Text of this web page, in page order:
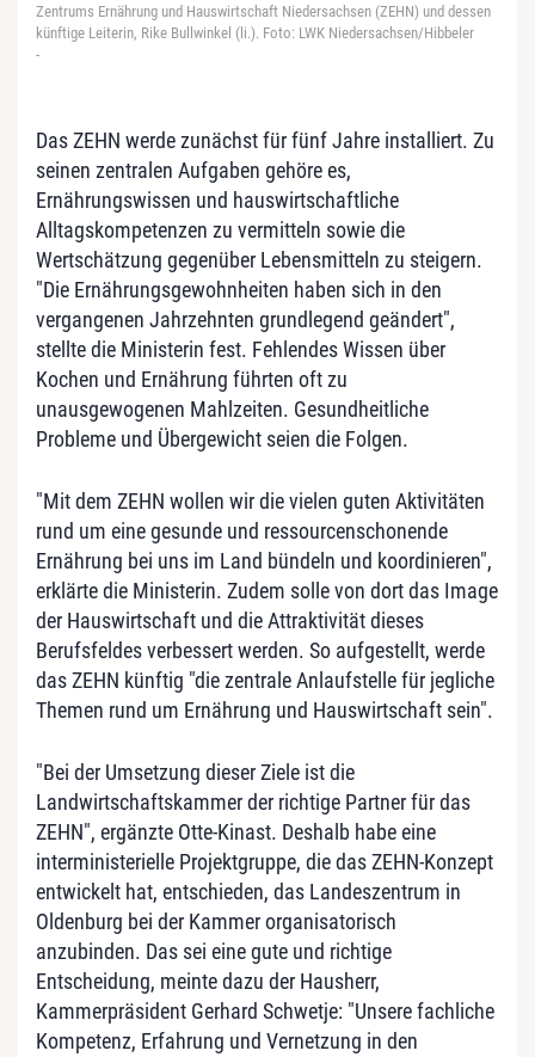
Zentrums Ernährung und Hauswirtschaft Niedersachsen (ZEHN) und dessen
künftige Leiterin, Rike Bullwinkel (li.). Foto: LWK Niedersachsen/Hibbeler
-
Das ZEHN werde zunächst für fünf Jahre installiert. Zu
seinen zentralen Aufgaben gehöre es,
Ernährungswissen und hauswirtschaftliche
Alltagskompetenzen zu vermitteln sowie die
Wertschätzung gegenüber Lebensmitteln zu steigern.
"Die Ernährungsgewohnheiten haben sich in den
vergangenen Jahrzehnten grundlegend geändert",
stellte die Ministerin fest. Fehlendes Wissen über
Kochen und Ernährung führten oft zu
unausgewogenen Mahlzeiten. Gesundheitliche
Probleme und Übergewicht seien die Folgen.
"Mit dem ZEHN wollen wir die vielen guten Aktivitäten
rund um eine gesunde und ressourcenschonende
Ernährung bei uns im Land bündeln und koordinieren",
erklärte die Ministerin. Zudem solle von dort das Image
der Hauswirtschaft und die Attraktivität dieses
Berufsfeldes verbessert werden. So aufgestellt, werde
das ZEHN künftig "die zentrale Anlaufstelle für jegliche
Themen rund um Ernährung und Hauswirtschaft sein".
"Bei der Umsetzung dieser Ziele ist die
Landwirtschaftskammer der richtige Partner für das
ZEHN", ergänzte Otte-Kinast. Deshalb habe eine
interministerielle Projektgruppe, die das ZEHN-Konzept
entwickelt hat, entschieden, das Landeszentrum in
Oldenburg bei der Kammer organisatorisch
anzubinden. Das sei eine gute und richtige
Entscheidung, meinte dazu der Hausherr,
Kammerpräsident Gerhard Schwetje: "Unsere fachliche
Kompetenz, Erfahrung und Vernetzung in den